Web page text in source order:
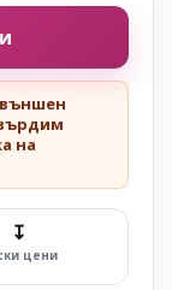
на
↧
цени